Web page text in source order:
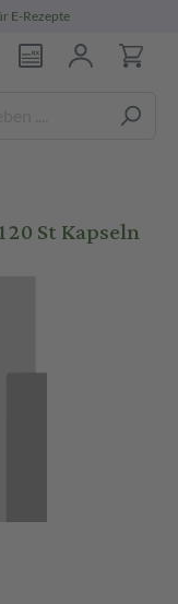
E-Rezepte
St Kapseln